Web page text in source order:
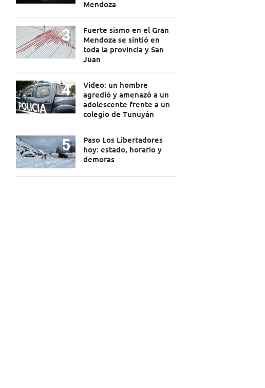
Mendoza
Fuerte sismo en el Gran
Mendoza se sintió en
toda la provincia y San
Juan
Video: un hombre
agredió y amenazó a un
adolescente frente a un
colegio de Tunuyán
Paso Los Libertadores
hoy: estado, horario y
demoras